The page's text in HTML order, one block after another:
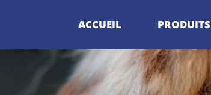
ACCUEIL PRODUITS